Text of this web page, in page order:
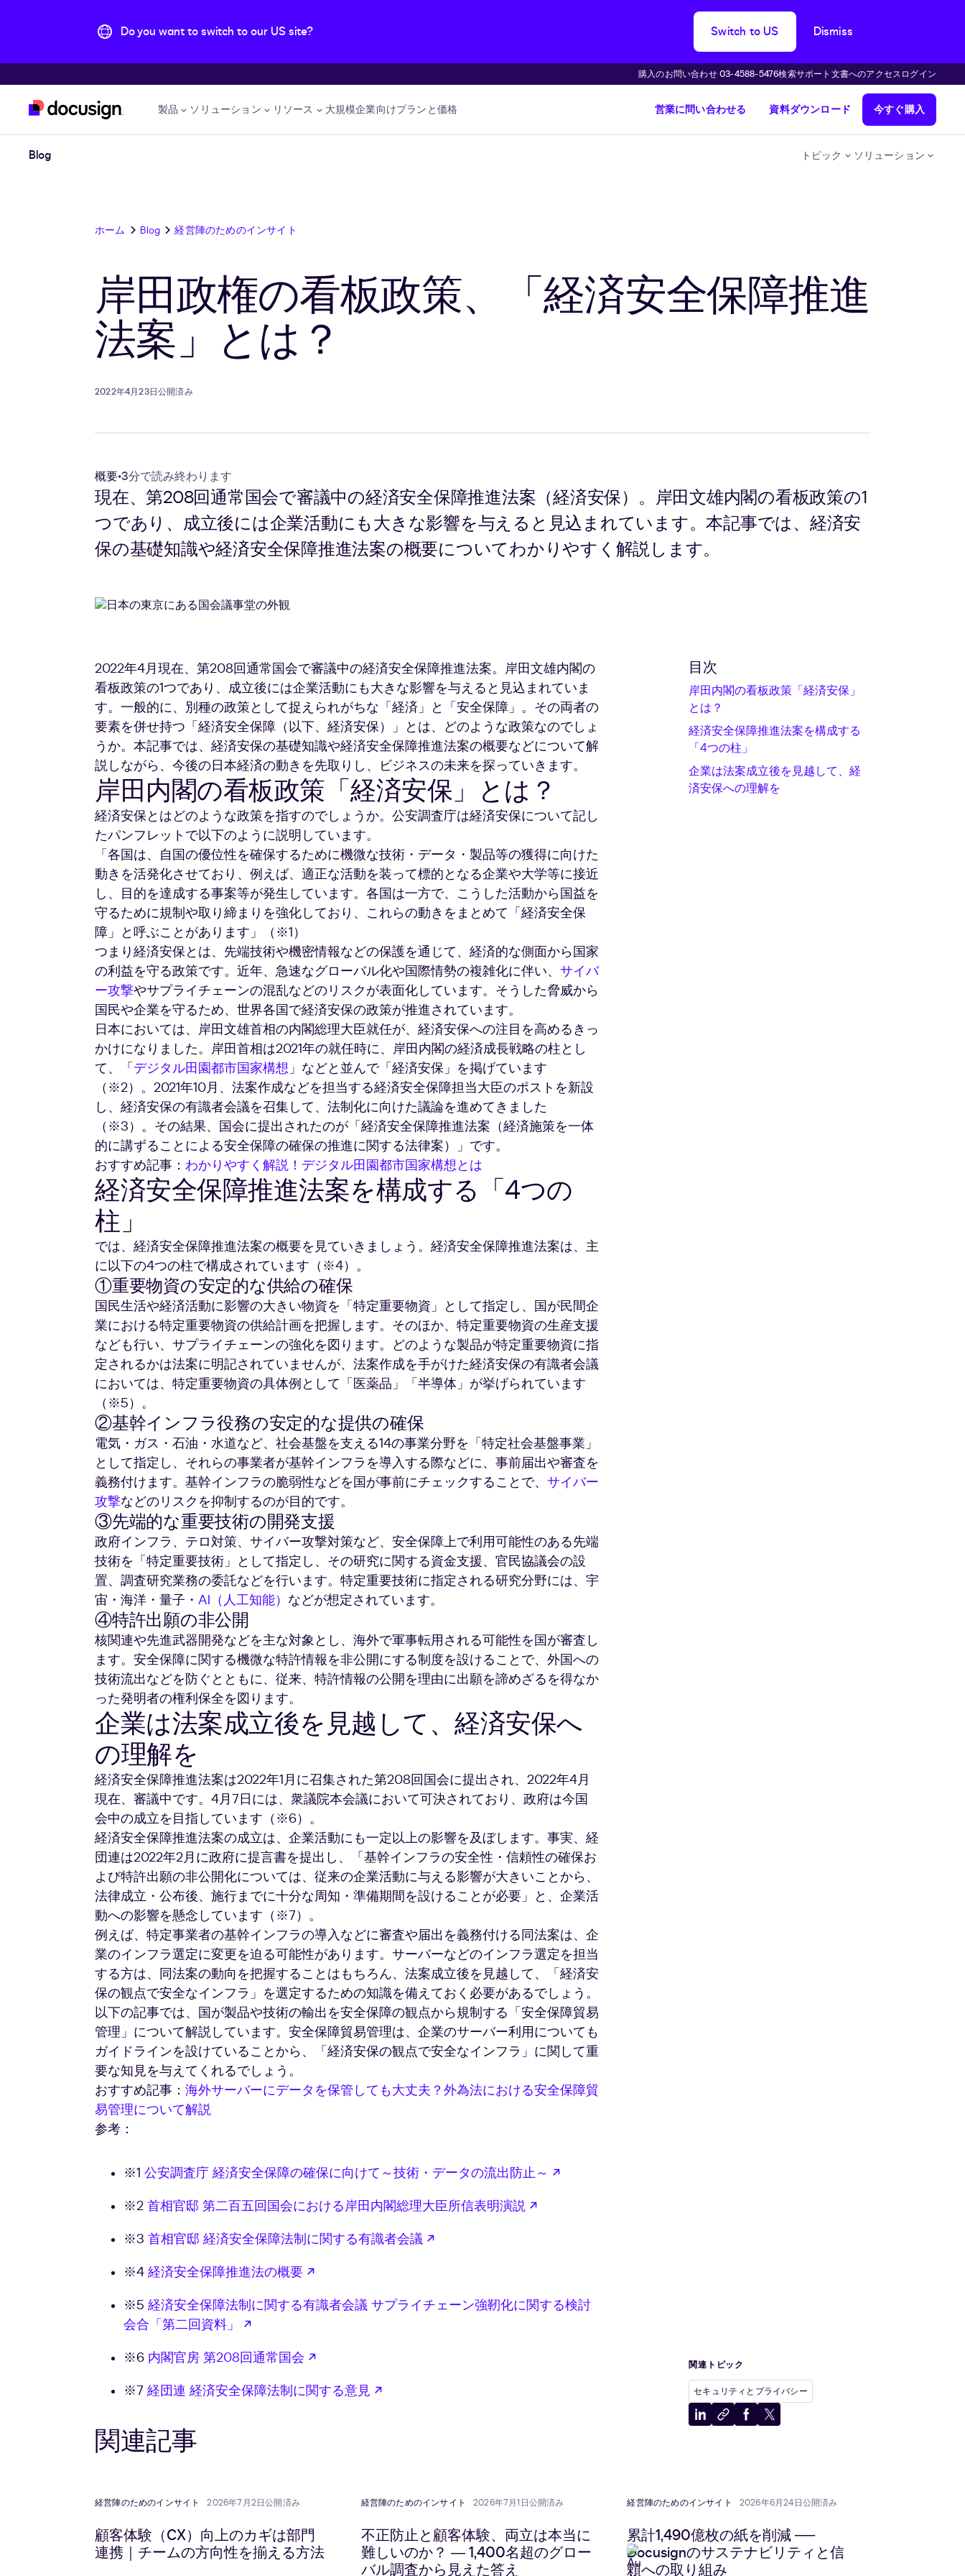
Do you want to switch to our US site? Switch to US Dismiss
購入のお問い合わせ 03-4588-5476検索サポート 文書へのアクセスログイン
製品 ソリューション リソース 大規模企業向けプランと価格 営業に問い合わせる 資料ダウンロード 今すぐ購入
Blog トピック ソリューション
ホーム Blog 経営陣のためのインサイト
岸田政権の看板政策、「経済安全保障推進
法案」とは？
2022年4月23日公開済み
概要•3分で読み終わります
現在、第208回通常国会で審議中の経済安全保障推進法案（経済安保）。岸田文雄内閣の看板政策の1
つであり、成立後には企業活動にも大きな影響を与えると見込まれています。本記事では、経済安
保の基礎知識や経済安全保障推進法案の概要についてわかりやすく解説します。
2022年4月現在、第208回通常国会で審議中の経済安全保障推進法案。岸田文雄内閣の
看板政策の1つであり、成立後には企業活動にも大きな影響を与えると見込まれていま
す。一般的に、別種の政策として捉えられがちな「経済」と「安全保障」。その両者の
要素を併せ持つ「経済安全保障（以下、経済安保）」とは、どのような政策なのでしょ
うか。本記事では、経済安保の基礎知識や経済安全保障推進法案の概要などについて解
説しながら、今後の日本経済の動きを先取りし、ビジネスの未来を探っていきます。
岸田内閣の看板政策「経済安保」とは？
経済安保とはどのような政策を指すのでしょうか。公安調査庁は経済安保について記し
たパンフレットで以下のように説明しています。
「各国は、自国の優位性を確保するために機微な技術・データ・製品等の獲得に向けた
動きを活発化させており、例えば、適正な活動を装って標的となる企業や大学等に接近
し、目的を達成する事案等が発生しています。各国は一方で、こうした活動から国益を
守るために規制や取り締まりを強化しており、これらの動きをまとめて「経済安全保
障」と呼ぶことがあります」（※1）
つまり経済安保とは、先端技術や機密情報などの保護を通じて、経済的な側面から国家
の利益を守る政策です。近年、急速なグローバル化や国際情勢の複雑化に伴い、 サイバ
ー攻撃やサプライチェーンの混乱などのリスクが表面化しています。そうした脅威から
国民や企業を守るため、世界各国で経済安保の政策が推進されています。
日本においては、岸田文雄首相の内閣総理大臣就任が、経済安保への注目を高めるきっ
かけになりました。岸田首相は2021年の就任時に、岸田内閣の経済成長戦略の柱とし
て、「デジタル田園都市国家構想」などと並んで「経済安保」を掲げています
（※2）。2021年10月、法案作成などを担当する経済安全保障担当大臣のポストを新設
し、経済安保の有識者会議を召集して、法制化に向けた議論を進めてきました
（※3）。その結果、国会に提出されたのが「経済安全保障推進法案（経済施策を一体
的に講ずることによる安全保障の確保の推進に関する法律案）」です。
おすすめ記事： わかりやすく解説！デジタル田園都市国家構想とは
経済安全保障推進法案を構成する「4つの
柱」
では、経済安全保障推進法案の概要を見ていきましょう。経済安全保障推進法案は、主
に以下の4つの柱で構成されています（※4）。
①重要物資の安定的な供給の確保
国民生活や経済活動に影響の大きい物資を「特定重要物資」として指定し、国が民間企
業における特定重要物資の供給計画を把握します。そのほか、特定重要物資の生産支援
なども行い、サプライチェーンの強化を図ります。どのような製品が特定重要物資に指
定されるかは法案に明記されていませんが、法案作成を手がけた経済安保の有識者会議
においては、特定重要物資の具体例として「医薬品」「半導体」が挙げられています
（※5）。
②基幹インフラ役務の安定的な提供の確保
電気・ガス・石油・水道など、社会基盤を支える14の事業分野を「特定社会基盤事業」
として指定し、それらの事業者が基幹インフラを導入する際などに、事前届出や審査を
義務付けます。基幹インフラの脆弱性などを国が事前にチェックすることで、 サイバー
攻撃などのリスクを抑制するのが目的です。
③先端的な重要技術の開発支援
政府インフラ、テロ対策、サイバー攻撃対策など、安全保障上で利用可能性のある先端
技術を「特定重要技術」として指定し、その研究に関する資金支援、官民協議会の設
置、調査研究業務の委託などを行います。特定重要技術に指定される研究分野には、宇
宙・海洋・量子・ AI（人工知能） などが想定されています。
④特許出願の非公開
核関連や先進武器開発などを主な対象とし、海外で軍事転用される可能性を国が審査し
ます。安全保障に関する機微な特許情報を非公開にする制度を設けることで、外国への
技術流出などを防ぐとともに、従来、特許情報の公開を理由に出願を諦めざるを得なか
った発明者の権利保全を図ります。
企業は法案成立後を見越して、経済安保へ
の理解を
経済安全保障推進法案は2022年1月に召集された第208回国会に提出され、2022年4月
現在、審議中です。4月7日には、衆議院本会議において可決されており、政府は今国
会中の成立を目指しています（※6）。
経済安全保障推進法案の成立は、企業活動にも一定以上の影響を及ぼします。事実、経
団連は2022年2月に政府に提言書を提出し、「基幹インフラの安全性・信頼性の確保お
よび特許出願の非公開化については、従来の企業活動に与える影響が大きいことから、
法律成立・公布後、施行までに十分な周知・準備期間を設けることが必要」と、企業活
動への影響を懸念しています（※7）。
例えば、特定事業者の基幹インフラの導入などに審査や届出を義務付ける同法案は、企
業のインフラ選定に変更を迫る可能性があります。サーバーなどのインフラ選定を担当
する方は、同法案の動向を把握することはもちろん、法案成立後を見越して、「経済安
保の観点で安全なインフラ」を選定するための知識を備えておく必要があるでしょう。
以下の記事では、国が製品や技術の輸出を安全保障の観点から規制する「安全保障貿易
管理」について解説しています。安全保障貿易管理は、企業のサーバー利用についても
ガイドラインを設けていることから、「経済安保の観点で安全なインフラ」に関して重
要な知見を与えてくれるでしょう。
おすすめ記事： 海外サーバーにデータを保管しても大丈夫？外為法における安全保障貿
易管理について解説
参考：
※1 公安調査庁 経済安全保障の確保に向けて～技術・データの流出防止～
※2 首相官邸 第二百五回国会における岸田内閣総理大臣所信表明演説
※3 首相官邸 経済安全保障法制に関する有識者会議
※4 経済安全保障推進法の概要
※5 経済安全保障法制に関する有識者会議 サプライチェーン強靭化に関する検討
会合「第二回資料」
※6 内閣官房 第208回通常国会
※7 経団連 経済安全保障法制に関する意見
目次
岸田内閣の看板政策「経済安保」
とは？
経済安全保障推進法案を構成する
「4つの柱」
企業は法案成立後を見越して、経
済安保への理解を
関連トピック
セキュリティとプライバシー
LinkedIn
ク
ー
に
コ
ピ
Facebook
X
関連記事
経営陣のためのインサイト 2026年7月2日公開済み
顧客体験（CX）向上のカギは部門
連携｜チームの方向性を揃える方法
経営陣のためのインサイト 2026年7月1日公開済み
不正防止と顧客体験、両立は本当に
難しいのか？ ― 1,400名超のグロー
バル調査から見えた答え
経営陣のためのインサイト 2026年6月24日公開済み
累計1,490億枚の紙を削減 ──
Docusignのサステナビリティと信
頼への取り組み